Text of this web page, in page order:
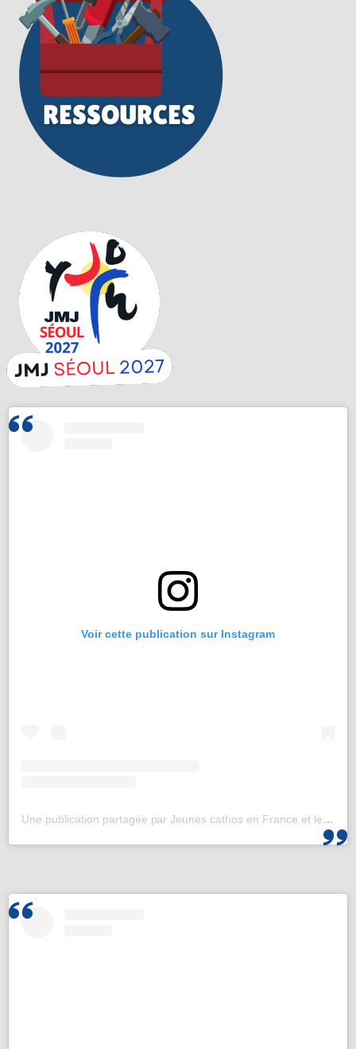
Voir cette publication sur Instagram
Une publication partagée par Jeunes cathos en France et les JMJ de Corée 2027 (@jeunescathos_fr)